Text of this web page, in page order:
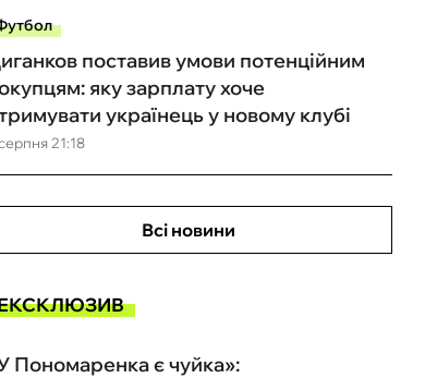
21:18
поставив умови потенційним
яку зарплату хоче
українець у новому клубі
Всі новини
Пономаренка є чуйка»: